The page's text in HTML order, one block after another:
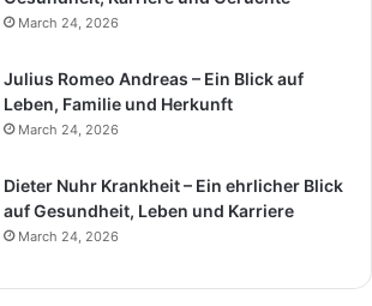
March 24, 2026
Julius Romeo Andreas – Ein Blick auf
Leben, Familie und Herkunft
March 24, 2026
Dieter Nuhr Krankheit – Ein ehrlicher Blick
auf Gesundheit, Leben und Karriere
March 24, 2026